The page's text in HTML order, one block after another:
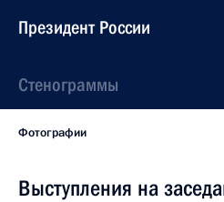
Президент России
Стенограммы
Фотографии
Выступления на